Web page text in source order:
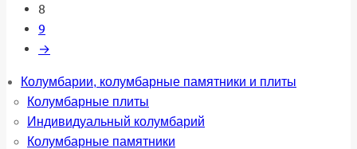
8
9
→
Колумбарии, колумбарные памятники и плиты
Колумбарные плиты
Индивидуальный колумбарий
Колумбарные памятники